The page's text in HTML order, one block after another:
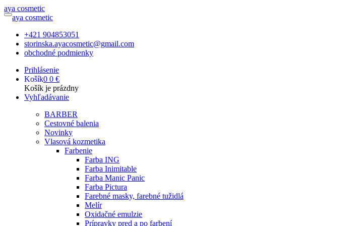
aya cosmetic
aya cosmetic
+421 904853051
storinska.ayacosmetic@gmail.com
obchodné podmienky
Prihlásenie
Košík0 0 €
Košík je prázdny
Vyhľadávanie
BARBER
Cestovné balenia
Novinky
Vlasová kozmetika
Farbenie
Farba ING
Farba Inimitable
Farba Manic Panic
Farba Pictura
Farebné masky, farebné tužidlá
Melír
Oxidačné emulzie
Prípravky pred a po farbení